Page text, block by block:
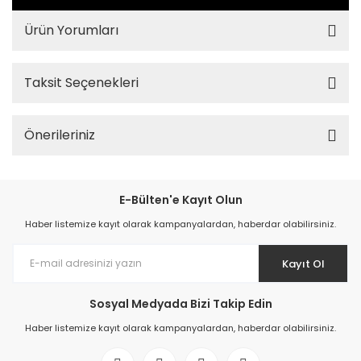
Ürün Yorumları
Taksit Seçenekleri
Önerileriniz
E-Bülten'e Kayıt Olun
Haber listemize kayıt olarak kampanyalardan, haberdar olabilirsiniz.
Kayıt Ol
Sosyal Medyada Bizi Takip Edin
Haber listemize kayıt olarak kampanyalardan, haberdar olabilirsiniz.